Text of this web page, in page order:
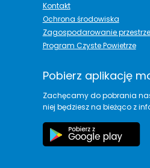
Kontakt
Ochrona środowiska
Zagospodarowanie
Program Czyste Powietrze
Pobierz aplikację
Zachęcamy do pobrania
niej będziesz na bieżąco z